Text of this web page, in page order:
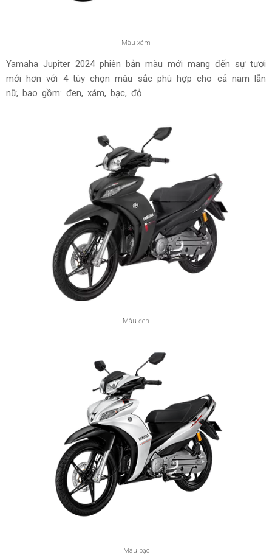
Màu xám
Yamaha Jupiter 2024 phiên bản màu mới mang đến sự tươi
mới hơn với 4 tùy chọn màu sắc phù hợp cho cả nam lẫn
nữ, bao gồm: đen, xám, bạc, đỏ.
Màu đen
Màu bạc